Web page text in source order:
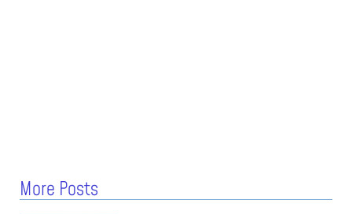
More Posts